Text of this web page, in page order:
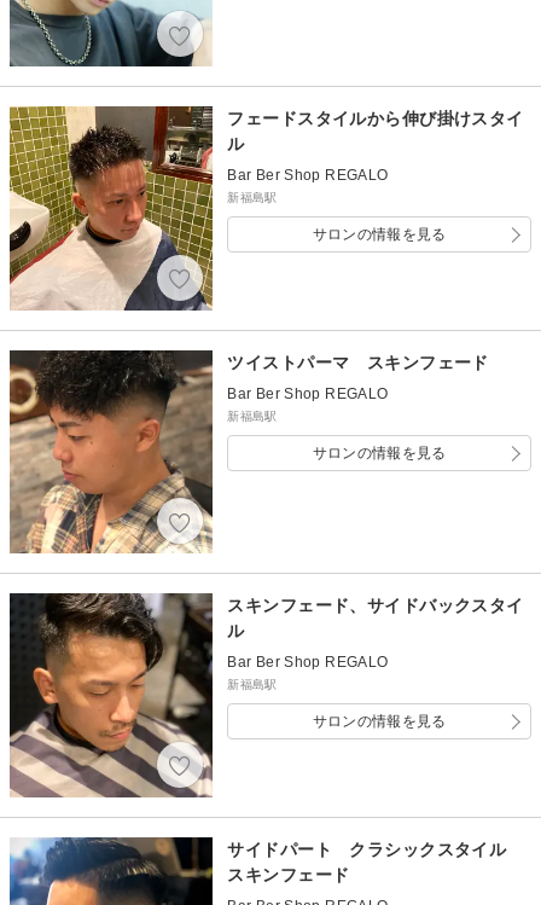
フェードスタイルから伸び掛けスタイ
ル
Bar Ber Shop REGALO
新福島駅
サロンの情報を見る
ツイストパーマ スキンフェード
Bar Ber Shop REGALO
新福島駅
サロンの情報を見る
スキンフェード、サイドバックスタイ
ル
Bar Ber Shop REGALO
新福島駅
サロンの情報を見る
サイドパート クラシックスタイル
スキンフェード